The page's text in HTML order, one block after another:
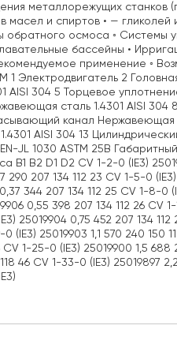
металлорежущих станков
масел и спиртов • —
осмоса ◦ Системы
бассейны •
применение ◦
Электродвигатель 2
AISI 304 5 Торцевое
сталь 1.4301 AISI
канал Нержавеющая
AISI 304 13
JL 1030 ASTM 25B
B2 D1 D2 CV 1-2-0 (IE3)
207 134 112 23 CV 1-5-0
344 207 134 112 25 CV 1-8-0
0,55 398 207 134 112 26 CV
25019904 0,75 452 207 134 112
(IE3) 25019903 1,1 570 240 150
CV 1-25-0 (IE3) 25019900 1,5
46 CV 1-33-0 (IE3) 25019897